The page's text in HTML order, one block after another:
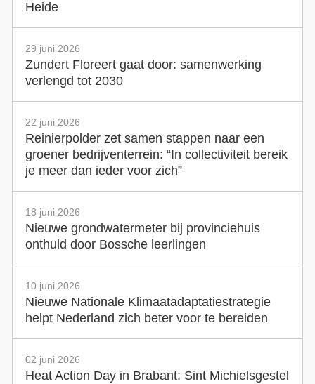
Heide
29 juni 2026
Zundert Floreert gaat door: samenwerking
verlengd tot 2030
22 juni 2026
Reinierpolder zet samen stappen naar een
groener bedrijventerrein: “In collectiviteit bereik
je meer dan ieder voor zich”
18 juni 2026
Nieuwe grondwatermeter bij provinciehuis
onthuld door Bossche leerlingen
10 juni 2026
Nieuwe Nationale Klimaatadaptatiestrategie
helpt Nederland zich beter voor te bereiden
02 juni 2026
Heat Action Day in Brabant: Sint Michielsgestel